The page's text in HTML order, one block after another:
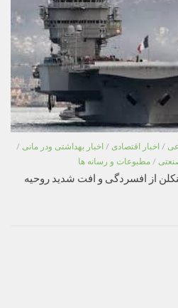
/ اخبار اقتصادی / اخبار بهداشتی ودر مانی /
/ مطبوعات و رسانه ها
لینکلن از افسردگی و افت شدید روحیه